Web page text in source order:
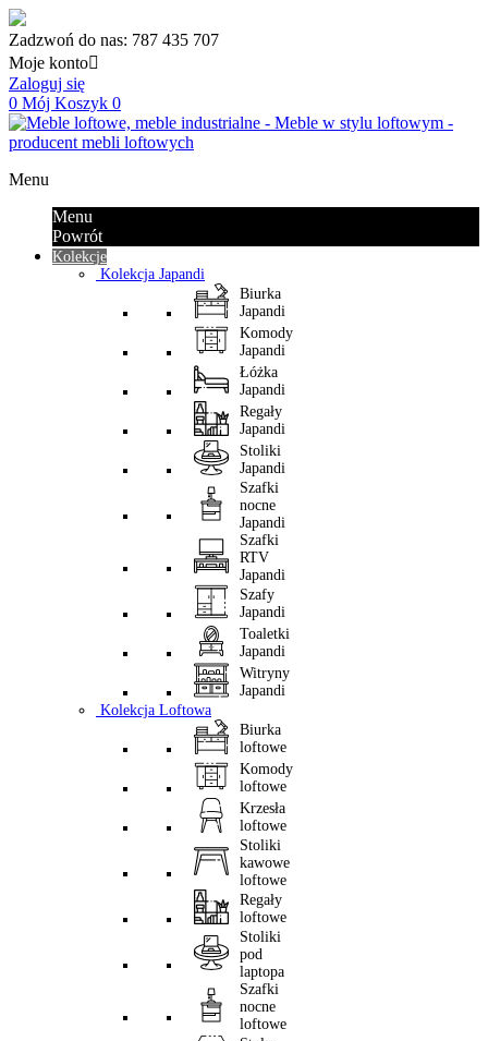
Zadzwoń do nas: 787 435 707
Moje konto
Zaloguj się
0 Mój Koszyk 0
Menu
Menu
Powrót
Kolekcje
Kolekcja Japandi
Biurka
Japandi
Komody
Japandi
Łóżka
Japandi
Regały
Japandi
Stoliki
Japandi
Szafki
nocne
Japandi
Szafki
RTV
Japandi
Szafy
Japandi
Toaletki
Japandi
Witryny
Japandi
Kolekcja Loftowa
Biurka
loftowe
Komody
loftowe
Krzesła
loftowe
Stoliki
kawowe
loftowe
Regały
loftowe
Stoliki
pod
laptopa
Szafki
nocne
loftowe